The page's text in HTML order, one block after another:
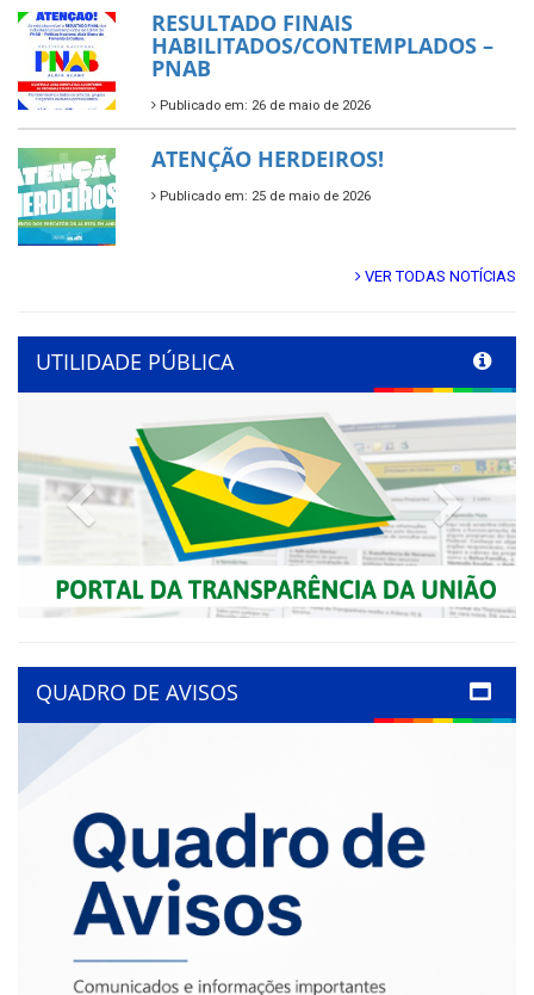
RESULTADO FINAIS
HABILITADOS/CONTEMPLADOS –
PNAB
Publicado em: 26 de maio de 2026
ATENÇÃO HERDEIROS!
Publicado em: 25 de maio de 2026
VER TODAS NOTÍCIAS
UTILIDADE PÚBLICA
Previous Next
QUADRO DE AVISOS